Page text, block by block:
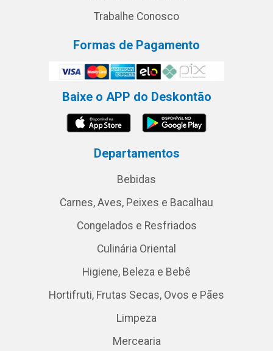
Trabalhe Conosco
Formas de Pagamento
Baixe o APP do Deskontão
Departamentos
Bebidas
Carnes, Aves, Peixes e Bacalhau
Congelados e Resfriados
Culinária Oriental
Higiene, Beleza e Bebê
Hortifruti, Frutas Secas, Ovos e Pães
Limpeza
Mercearia